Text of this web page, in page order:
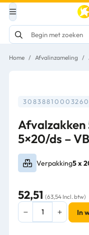
Home / Afvalinzameling /
30838810003260
5×20/ds –
Verpakking5 x
52,51 (63,54 Incl. btw)
Afvalzakken
50-
In